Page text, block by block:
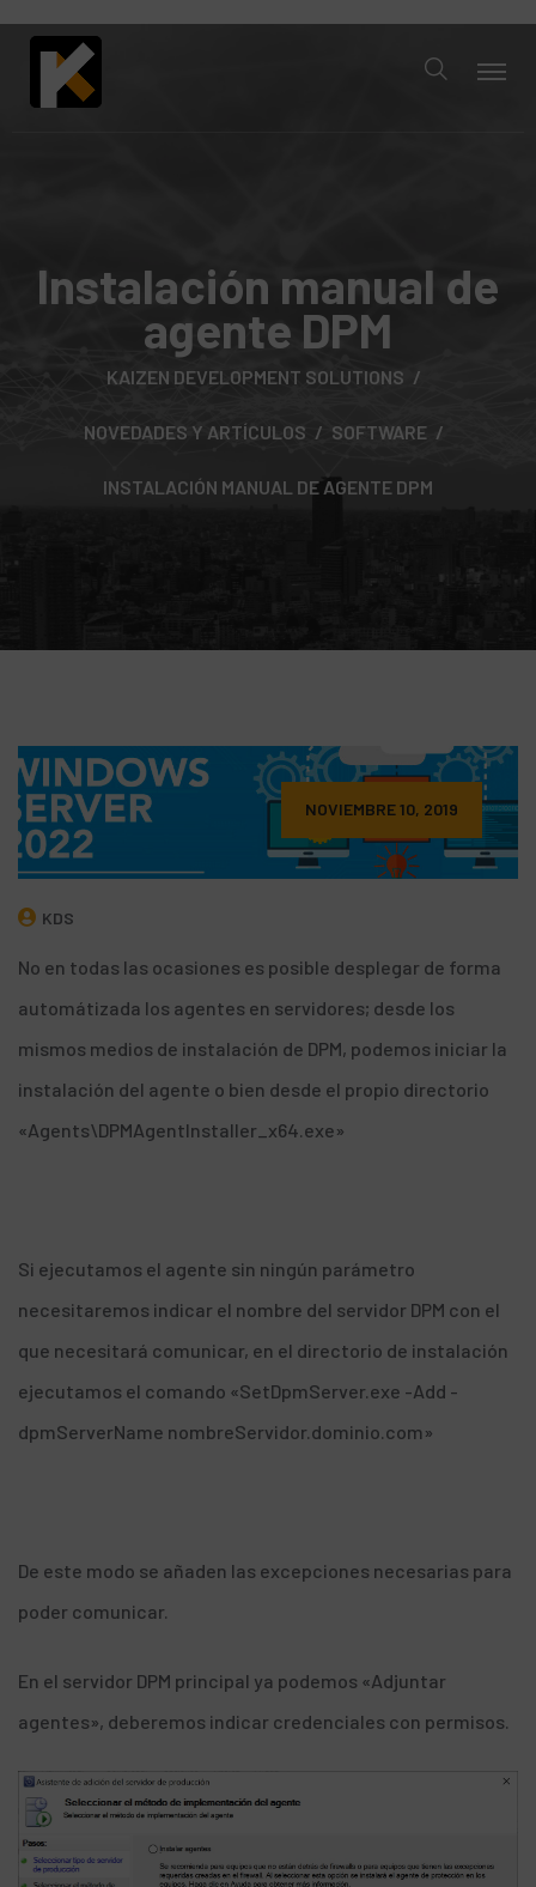
Instalación manual de
agente DPM
KAIZEN DEVELOPMENT SOLUTIONS
NOVEDADES Y ARTÍCULOS SOFTWARE
INSTALACIÓN MANUAL DE AGENTE DPM
NOVIEMBRE 10, 2019
KDS
No en todas las ocasiones es posible desplegar de forma
automátizada los agentes en servidores; desde los
mismos medios de instalación de DPM, podemos iniciar la
instalación del agente o bien desde el propio directorio
«Agents\DPMAgentInstaller_x64.exe»
Si ejecutamos el agente sin ningún parámetro
necesitaremos indicar el nombre del servidor DPM con el
que necesitará comunicar, en el directorio de instalación
ejecutamos el comando «SetDpmServer.exe -Add -
dpmServerName nombreServidor.dominio.com»
De este modo se añaden las excepciones necesarias para
poder comunicar.
En el servidor DPM principal ya podemos «Adjuntar
agentes», deberemos indicar credenciales con permisos.